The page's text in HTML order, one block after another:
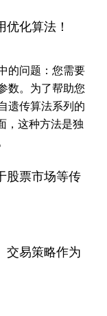
化算法！
的问题：您需要
数。为了帮助您
遗传算法系列的
，这种方法是独
股票市场等传
交易策略作为